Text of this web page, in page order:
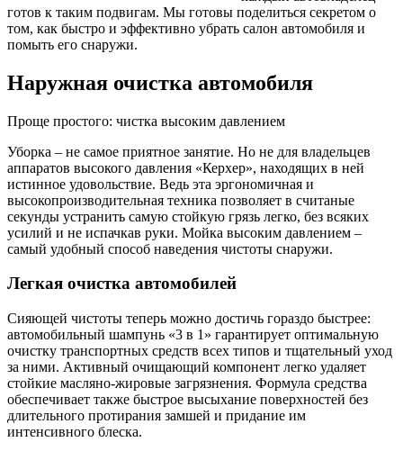
готов к таким подвигам. Мы готовы поделиться секретом о
том, как быстро и эффективно убрать салон автомобиля и
помыть его снаружи.
Наружная очистка автомобиля
Проще простого: чистка высоким давлением
Уборка – не самое приятное занятие. Но не для владельцев
аппаратов высокого давления «Керхер», находящих в ней
истинное удовольствие. Ведь эта эргономичная и
высокопроизводительная техника позволяет в считаные
секунды устранить самую стойкую грязь легко, без всяких
усилий и не испачкав руки. Мойка высоким давлением –
самый удобный способ наведения чистоты снаружи.
Легкая очистка автомобилей
Сияющей чистоты теперь можно достичь гораздо быстрее:
автомобильный шампунь «3 в 1» гарантирует оптимальную
очистку транспортных средств всех типов и тщательный уход
за ними. Активный очищающий компонент легко удаляет
стойкие масляно-жировые загрязнения. Формула средства
обеспечивает также быстрое высыхание поверхностей без
длительного протирания замшей и придание им
интенсивного блеска.